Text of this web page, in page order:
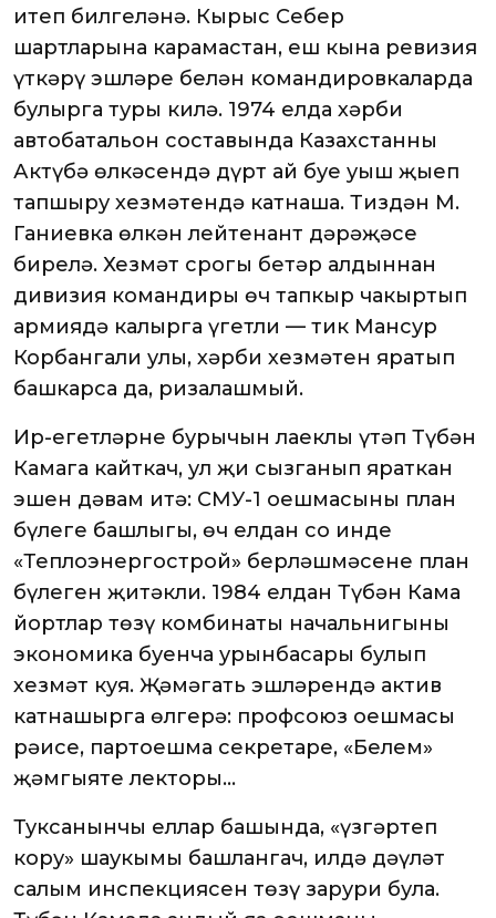
итеп билгеләнә. Кырыс Себер
шартларына карамастан, еш кына ревизия
үткәрү эшләре белән командировкаларда
булырга туры килә. 1974 елда хәрби
автобатальон составында Казахстанның
Актүбә өлкәсендә дүрт ай буе уңыш җыеп
тапшыру хезмәтендә катнаша. Тиздән М.
Ганиевка өлкән лейтенант дәрәҗәсе
бирелә. Хезмәт срогы бетәр алдыннан
дивизия командиры өч тапкыр чакыртып
армиядә калырга үгетли — тик Мансур
Корбангали улы, хәрби хезмәтен яратып
башкарса да, ризалашмый.
Ир-егетләрнең бурычын лаеклы үтәп Түбән
Камага кайткач, ул җиң сызганып яраткан
эшен дәвам итә: СМУ-1 оешмасының план
бүлеге башлыгы, өч елдан соң инде
«Теплоэнергострой» берләшмәсенең план
бүлеген җитәкли. 1984 елдан Түбән Кама
йортлар төзү комбинаты начальнигының
экономика буенча урынбасары булып
хезмәт куя. Җәмәгать эшләрендә актив
катнашырга өлгерә: профсоюз оешмасы
рәисе, партоешма секретаре, «Белем»
җәмгыяте лекторы…
Туксанынчы еллар башында, «үзгәртеп
кору» шаукымы башлангач, илдә дәүләт
салым инспекциясен төзү зарури була.